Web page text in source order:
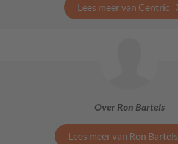
Lees meer van Centric
Over Ron Bartels
Lees meer van Ron Bartels